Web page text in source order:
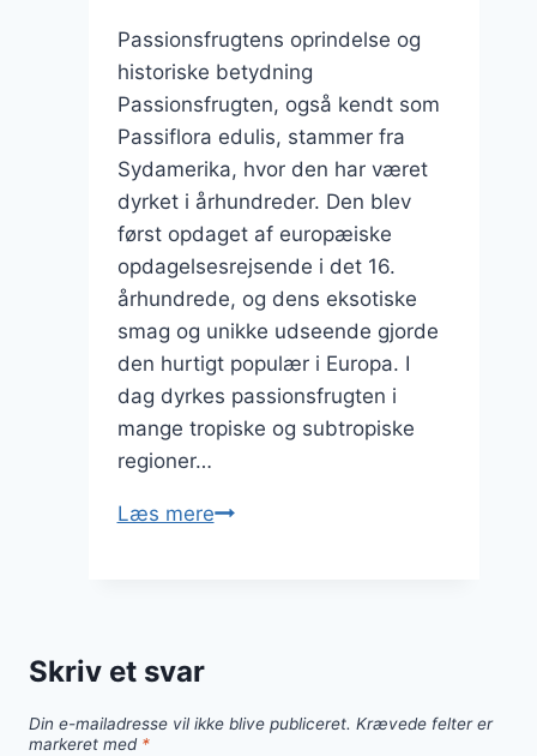
Passionsfrugtens oprindelse og
historiske betydning
Passionsfrugten, også kendt som
Passiflora edulis, stammer fra
Sydamerika, hvor den har været
dyrket i århundreder. Den blev
først opdaget af europæiske
opdagelsesrejsende i det 16.
århundrede, og dens eksotiske
smag og unikke udseende gjorde
den hurtigt populær i Europa. I
dag dyrkes passionsfrugten i
mange tropiske og subtropiske
regioner…
Læs merePassionsfrugt
Skriv et svar
Din e-mailadresse vil ikke blive publiceret. Krævede felter er
markeret med *